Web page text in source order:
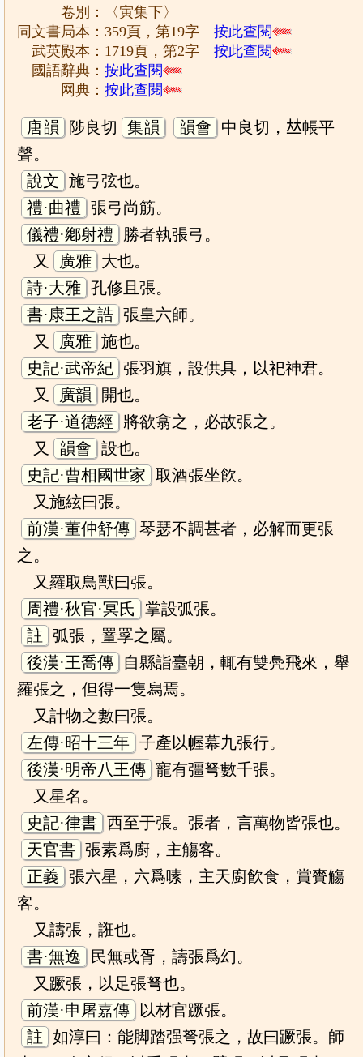
卷別：〈寅集下〉
同文書局本：359頁，第19字按此查閱
武英殿本：1719頁，第2字按此查閱
國語辭典：按此查閱
网典：按此查閱
唐韻 陟良切 集韻 韻會
中良切，𠀤帳平
聲。
說文 施弓弦也。
禮·曲禮 張弓尚筋。
儀禮·鄕射禮
勝者執張弓。
又
廣雅 大也。
詩·大雅 孔修且張。
書·康王之誥 張皇六師。
又
廣雅 施也。
史記·武帝紀 張羽旗，設供具，以祀神君。
又
廣韻
開也。
老子·道德經
將欲翕之，必故張之。
又
韻會 設也。
史記·曹相國世家 取酒張坐飮。
又施絃曰張。
前漢·董仲舒傳 琴瑟不調甚者，必解而更張
之。
又羅取鳥獸曰張。
周禮·秋官·冥氏
掌設弧張。
註 弧張，罿罦之屬。
後漢·王喬傳
自縣詣臺朝，輒有雙鳧飛來，舉
羅張之，但得一隻舄焉。
又計物之數曰張。
左傳·昭十三年 子產以幄幕九張行。
後漢·明帝八王傳 寵有彊弩數千張。
又星名。
史記·律書 西至于張。張者，言萬物皆張也。
天官書 張素爲廚，主觴客。
正義 張六星，六爲嗉，主天廚飮食，賞賚觴
客。
又譸張，誑也。
書·無逸
民無或胥，譸張爲幻。
又蹶張，以足張弩也。
前漢·申屠嘉傳
以材官蹶張。
註 如淳曰：能脚踏强弩張之，故曰蹶張。師